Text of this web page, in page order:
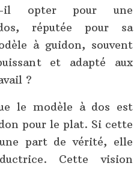
il opter pour une
réputée pour sa
à guidon, souvent
et adapté aux
?
le modèle à dos est
pour le plat. Si cette
part de vérité, elle
Cette vision